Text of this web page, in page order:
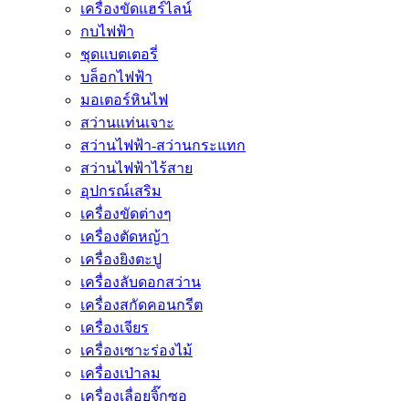
เครื่องขัดแฮร์ไลน์
กบไฟฟ้า
ชุดแบตเตอรี่
บล็อกไฟฟ้า
มอเตอร์หินไฟ
สว่านแท่นเจาะ
สว่านไฟฟ้า-สว่านกระแทก
สว่านไฟฟ้าไร้สาย
อุปกรณ์เสริม
เครื่องขัดต่างๆ
เครื่องตัดหญ้า
เครื่องยิงตะปู
เครื่องลับดอกสว่าน
เครื่องสกัดคอนกรีต
เครื่องเจียร
เครื่องเซาะร่องไม้
เครื่องเป่าลม
เครื่องเลื่อยจิ๊กซอ